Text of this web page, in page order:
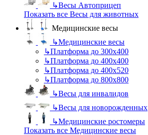
↳Весы Автоприцеп
Показать все Весы для животных
Медицинские весы
↳Медицинские весы
↳Платформа до 300х400
↳Платформа до 400х400
↳Платформа до 400х520
↳Платформа до 800х800
↳Весы для инвалидов
↳Весы для новорожденных
↳Медицинские ростомеры
Показать все Медицинские весы